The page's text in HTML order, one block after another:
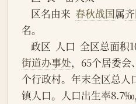
    区名由来
春秋战国属
名。
政区  人口  全区总
街道办事处，65个居委会
个行政村。年末全区总人
镇人口。人口出生率8.7‰